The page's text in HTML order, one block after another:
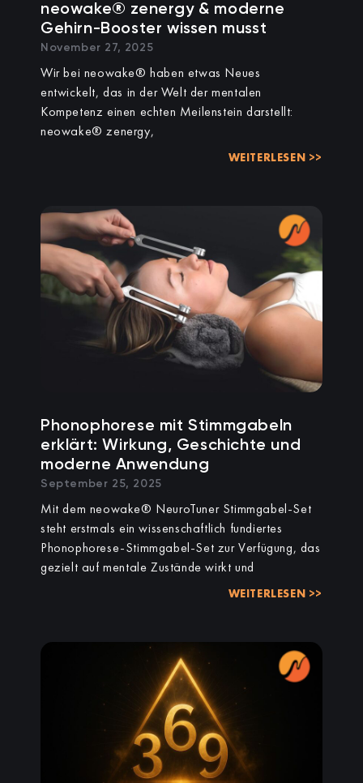
neowake® zenergy & moderne
Gehirn-Booster wissen musst
November 27, 2025
Wir bei neowake® haben etwas Neues
entwickelt, das in der Welt der mentalen
Kompetenz einen echten Meilenstein darstellt:
neowake® zenergy,
WEITERLESEN >>
Phonophorese mit Stimmgabeln
erklärt: Wirkung, Geschichte und
moderne Anwendung
September 25, 2025
Mit dem neowake® NeuroTuner Stimmgabel-Set
steht erstmals ein wissenschaftlich fundiertes
Phonophorese-Stimmgabel-Set zur Verfügung, das
gezielt auf mentale Zustände wirkt und
WEITERLESEN >>